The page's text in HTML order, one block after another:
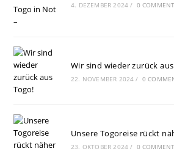
4. DEZEMBER 2024 / 0
Wir sind wieder zurück
22. NOVEMBER 2024 / 0
Unsere Togoreise rückt
23. OKTOBER 2024 / 0